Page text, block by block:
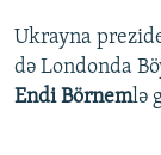
Ukrayna
də Londonda
Endi Börnemlə